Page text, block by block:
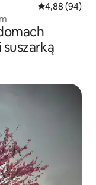
Średnia
4,88 (94)